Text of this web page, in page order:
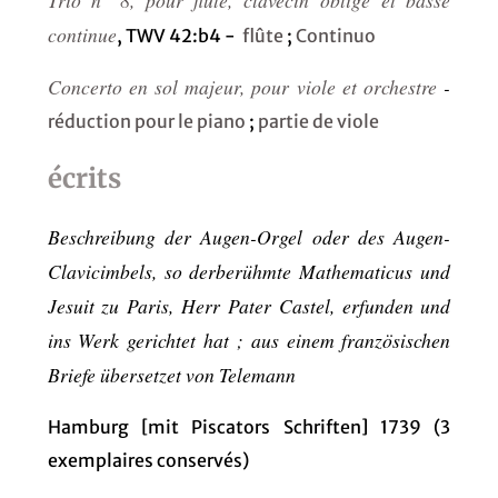
continue, TWV 42:b4 - flûte ; Continuo
Concerto en sol majeur, pour viole et orchestre -
réduction pour le piano ; partie de viole
écrits
Beschreibung der Augen-Orgel oder des Augen-
Clavicimbels, so derberühmte Mathematicus und
Jesuit zu Paris, Herr Pater Castel, erfunden und
ins Werk gerichtet hat ; aus einem französischen
Briefe übersetzet von Telemann
Hamburg [mit Piscators Schriften] 1739 (3
exemplaires conservés)